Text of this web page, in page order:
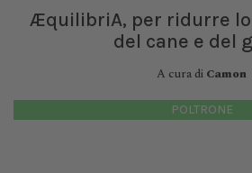
ÆquilibriA, per ridurre
del cane e del
A cura di Camon
POLTRONE